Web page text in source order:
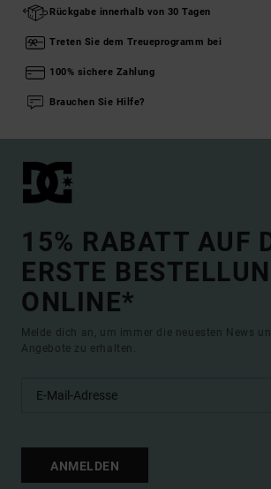
Rückgabe innerhalb von 30 Tagen
Treten Sie dem Treueprogramm bei
100% sichere Zahlung
Brauchen Sie Hilfe?
15% RABATT AUF
ERSTE
ONLINE*
Melde dich an, um immer die neuesten News
Angebote zu erhalten.
ANMELDEN